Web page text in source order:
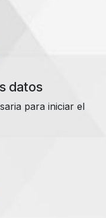
datos
para iniciar el